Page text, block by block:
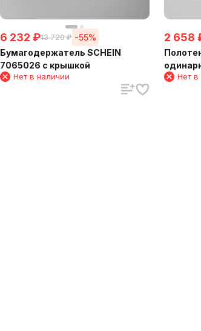
6 232 ₽13 720 ₽ -55%
Бумагодержатель SCHEIN
7065026 с крышкой
Нет в наличии
2 658
Нет в